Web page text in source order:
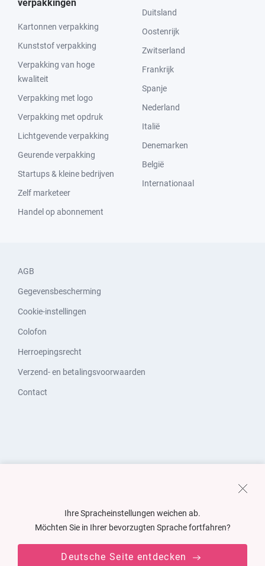
verpakkingen
Kartonnen verpakking
Kunststof verpakking
Verpakking van hoge
kwaliteit
Verpakking met logo
Verpakking met opdruk
Lichtgevende verpakking
Geurende verpakking
Startups & kleine bedrijven
Zelf marketeer
Handel op abonnement
Duitsland
Oostenrijk
Zwitserland
Frankrijk
Spanje
Nederland
Italië
Denemarken
België
Internationaal
AGB
Gegevensbescherming
Cookie-instellingen
Colofon
Herroepingsrecht
Verzend- en betalingsvoorwaarden
Contact
Ihre Spracheinstellungen weichen ab.
Möchten Sie in Ihrer bevorzugten Sprache fortfahren?
Deutsche Seite entdecken